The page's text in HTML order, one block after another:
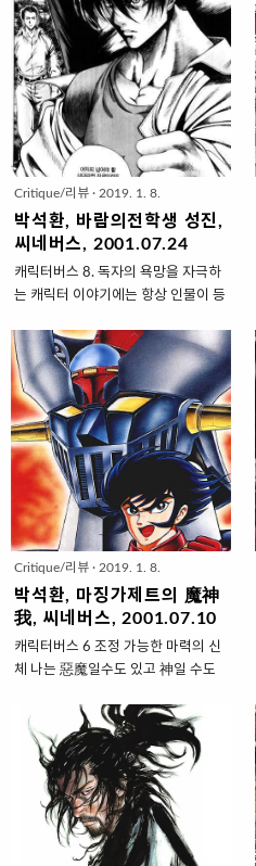
면 화장기 없는 얼굴에 후줄근한 추리
닝 차림으로 저녁상을 차린다. 오늘도
업무에 바쁜 직장인 남편. 업무상 잠
깐 나간 곳은 사무실 밀집지역 아니면
유흥가. 만나는 여자들은 모두 색조화
장에 미끈한 몸매를 드러낸다. 아내의
모습을 찾을 수 없는 그 시간. 도대체
아내는 무엇을 하고 있을까? 간혹 집
밖에서 만나는 아내는 다르다. 부스스
하지도 후줄근하지도 않은 정갈한 모
습. 섹시함이 묻어나는 눈웃음까지.
아내는 지금 어디에서 어떤 모습을 하
고 있을까? 집 안에서의 모습일까? 집
는 아내를 걱정하는 남편의 모습을 그
린 작품이 켄..
Critique/리뷰 · 2019. 1. 8.
박석환, 바람의전학생 성진,
씨네버스, 2001.07.24
캐릭터버스 8. 독자의 욕망을 자극하
는 캐릭터 이야기에는 항상 인물이 등
주인이 되어 자신의 이야기를 주변의
것으로, 저만치 존재하는 세상의 것으
로 만드는 주인공이 등장한다. 이야기
를 접하는 이들은 그 주인공의 개인사
속으로 조금씩 빠져든다. ‘내 삶의 주
인공’인 나와는 아무 상관없는 이야기
에 두터운 관심, 괜찮은 신뢰, 강력한
애착을 내비치며 ‘자기 동일시’의 최
면에 빠져든다. 별도의 세상은 내가
관계하는 세상이 되고 내 주변의 이야
기가 된다. 현대 스토리만화는 이를
가장 치밀한 수법으로 이용한다. 만화
잡지를 기반으로 장대한 스토리를 이
슈에 따라 조각조각 나누어 소개하는
형식을 취하면서 ‘다음 편에 계속’이
독자의 욕망을 닮을 수 있..
Critique/리뷰 · 2019. 1. 8.
박석환, 마징가제트의 魔神
我, 씨네버스, 2001.07.10
캐릭터버스 6 조정 가능한 마력의 신
체 나는 惡魔일수도 있고 神일 수도
사람! 인조인간 로봇트 마징가～Z!`
목청이 터져라 외쳤던 TV 만화영화
의 주제가 중 한 대목이다. 무쇠로 만
든 사람이어서 인조인간이고 로봇이
라는 설정은 사이보그나 초인간 유 SF
만화의 설정을 한 단계 뛰어넘는다.
‘아톰’이나 ‘사이보그 009’, ‘Z맨’이 조